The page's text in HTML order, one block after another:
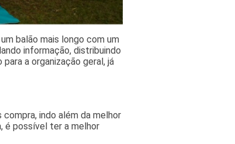
balão mais longo com um
informação, distribuindo
a organização geral, já
indo além da melhor
é possível ter a melhor